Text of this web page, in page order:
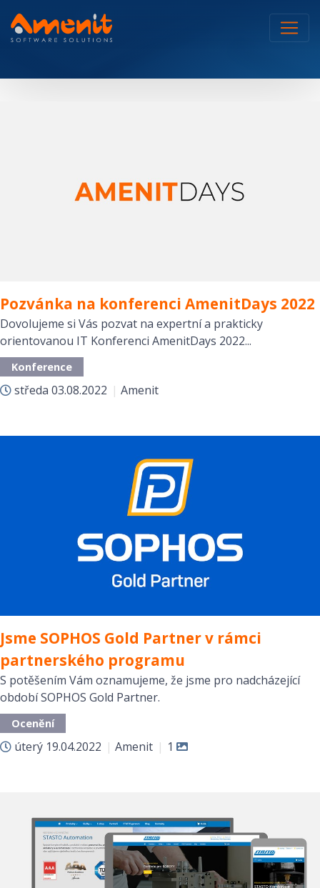
Pozvánka na konferenci AmenitDays 2022
Dovolujeme si Vás pozvat na expertní a prakticky
orientovanou IT Konferenci AmenitDays 2022...
Konference
středa 03.08.2022 | Amenit
Jsme SOPHOS Gold Partner v rámci
partnerského programu
S potěšením Vám oznamujeme, že jsme pro nadcházející
období SOPHOS Gold Partner.
Ocenění
úterý 19.04.2022 | Amenit | 1